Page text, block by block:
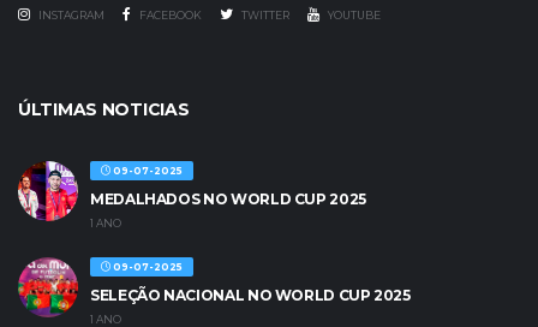
INSTAGRAM FACEBOOK TWITTER YOUTUBE
ÚLTIMAS NOTICIAS
09-07-2025
MEDALHADOS NO WORLD CUP 2025
1 ANO
09-07-2025
SELEÇÃO NACIONAL NO WORLD CUP 2025
1 ANO